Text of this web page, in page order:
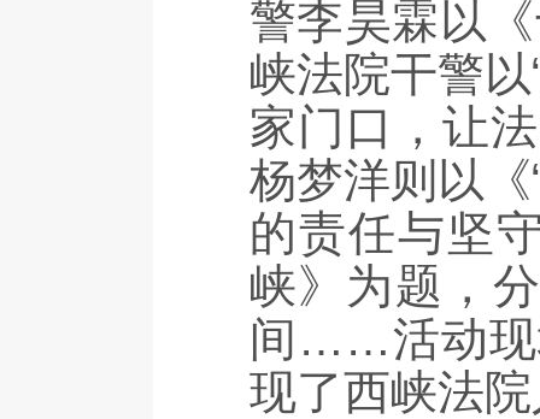
警李昊霖以
峡法院干警
家门口，让
杨梦洋则以
的责任与坚
峡》为题，
间……活动现
现了西峡法